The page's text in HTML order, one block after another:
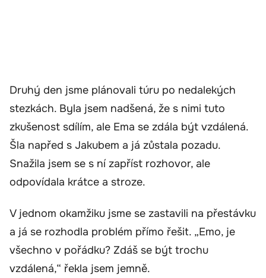
Druhý den jsme plánovali túru po nedalekých
stezkách. Byla jsem nadšená, že s nimi tuto
zkušenost sdílím, ale Ema se zdála být vzdálená.
Šla napřed s Jakubem a já zůstala pozadu.
Snažila jsem se s ní zapříst rozhovor, ale
odpovídala krátce a stroze.
V jednom okamžiku jsme se zastavili na přestávku
a já se rozhodla problém přímo řešit. „Emo, je
všechno v pořádku? Zdáš se být trochu
vzdálená,“ řekla jsem jemně.